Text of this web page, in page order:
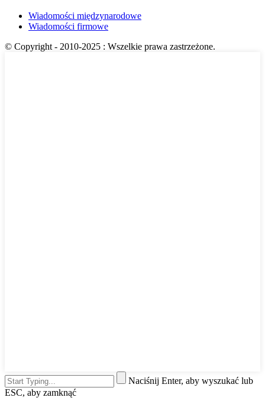
Wiadomości międzynarodowe
Wiadomości firmowe
© Copyright - 2010-2025 : Wszelkie prawa zastrzeżone.
Naciśnij Enter, aby wyszukać lub
ESC, aby zamknąć